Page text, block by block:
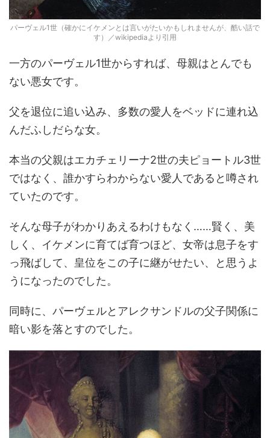
パーヴェル1世（確かにイケメンとは言いがたいかもしれませんが、酷い話で
す）／wikipediaより引用
一方のパーヴェル1世からすれば、母親はとんでも
ない悪女です。
父を退位に追い込み、多数の愛人をベッドに連れ込
んだふしだらな女。
本当の父親はエカチェリーナ2世の夫ピョートル3世
ではなく、誰かすらわからない愛人であると噂され
ていたのです。
そんな母子がわかりあえるわけもなく……賢く、美
しく、イケメンに育てば育つほど、女帝は息子をす
っ飛ばして、皇位をこの子に継がせたい、と思うよ
うになったのでした。
同時に、パーヴェルとアレクサンドルの父子関係に
暗い影を落とすのでした。